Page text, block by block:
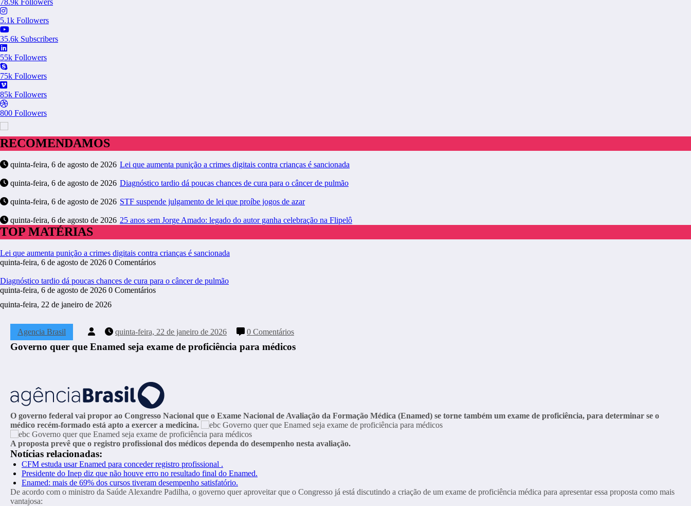
78.9k Followers
5.1k Followers
35.6k Subscribers
55k Followers
75k Followers
85k Followers
800 Followers
RECOMENDAMOS
quinta-feira, 6 de agosto de 2026 Lei que aumenta punição a crimes digitais contra crianças é sancionada
quinta-feira, 6 de agosto de 2026 Diagnóstico tardio dá poucas chances de cura para o câncer de pulmão
quinta-feira, 6 de agosto de 2026 STF suspende julgamento de lei que proíbe jogos de azar
quinta-feira, 6 de agosto de 2026 25 anos sem Jorge Amado: legado do autor ganha celebração na Flipelô
TOP MATÉRIAS
Lei que aumenta punição a crimes digitais contra crianças é sancionada
quinta-feira, 6 de agosto de 2026 0 Comentários
Diagnóstico tardio dá poucas chances de cura para o câncer de pulmão
quinta-feira, 6 de agosto de 2026 0 Comentários
quinta-feira, 22 de janeiro de 2026
Agencia Brasil quinta-feira, 22 de janeiro de 2026 0 Comentários
Governo quer que Enamed seja exame de proficiência para médicos
O governo federal vai propor ao Congresso Nacional que o Exame Nacional de Avaliação da Formação Médica (Enamed) se torne também um exame de proficiência, para determinar se o
médico recém-formado está apto a exercer a medicina.
A proposta prevê que o registro profissional dos médicos dependa do desempenho nesta avaliação.
Notícias relacionadas:
CFM estuda usar Enamed para conceder registro profissional .
Presidente do Inep diz que não houve erro no resultado final do Enamed.
Enamed: mais de 69% dos cursos tiveram desempenho satisfatório.
De acordo com o ministro da Saúde Alexandre Padilha, o governo quer aproveitar que o Congresso já está discutindo a criação de um exame de proficiência médica para apresentar essa proposta como mais
vantajosa: